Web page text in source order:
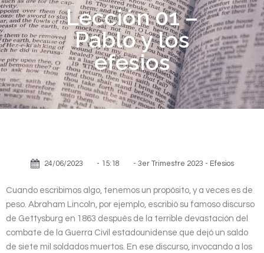
Lección 01 –
Pablo y los
efesios
24/06/2023 - 15:18 - 3er Trimestre 2023 - Efesios
Cuando escribimos algo, tenemos un propósito, y a veces es de
peso. Abraham Lincoln, por ejemplo, escribió su famoso discurso
de Gettysburg en 1863 después de la terrible devastación del
combate de la Guerra Civil estadounidense que dejó un saldo
de siete mil soldados muertos. En ese discurso, invocando a los